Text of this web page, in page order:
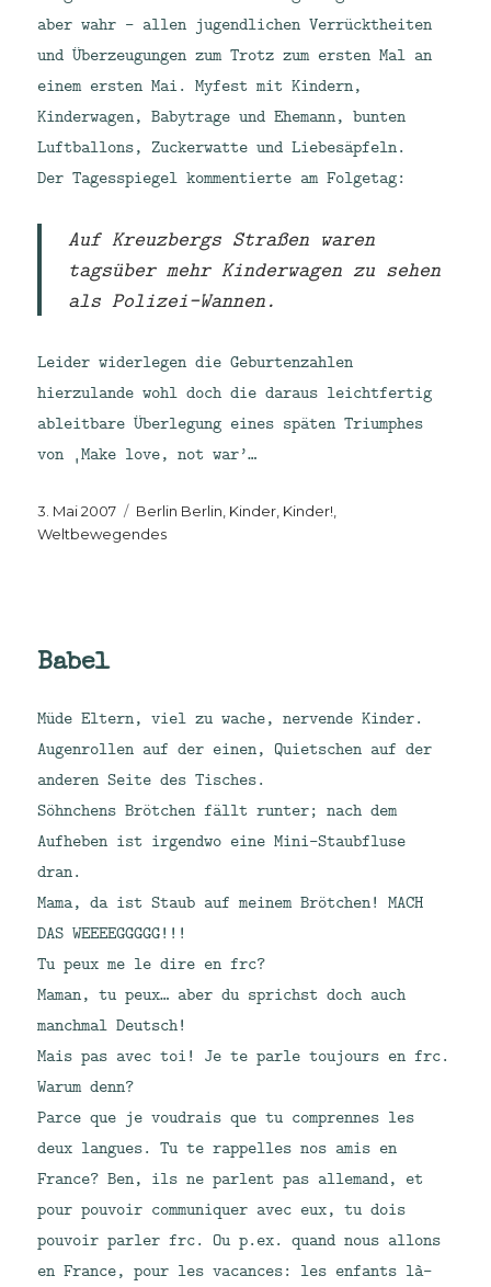
aber wahr – allen jugendlichen Verrücktheiten
und Überzeugungen zum Trotz zum ersten Mal an
einem ersten Mai. Myfest mit Kindern,
Kinderwagen, Babytrage und Ehemann, bunten
Luftballons, Zuckerwatte und Liebesäpfeln.
Der Tagesspiegel kommentierte am Folgetag:
Auf Kreuzbergs Straßen waren
tagsüber mehr Kinderwagen zu sehen
als Polizei-Wannen.
Leider widerlegen die Geburtenzahlen
hierzulande wohl doch die daraus leichtfertig
ableitbare Überlegung eines späten Triumphes
von ‚Make love, not war’…
Veröffentlicht
am
3. Mai 2007 Kategorien
Berlin Berlin Kinder, Kinder!
Weltbewegendes
Babel
Müde Eltern, viel zu wache, nervende Kinder.
Augenrollen auf der einen, Quietschen auf der
anderen Seite des Tisches.
Söhnchens Brötchen fällt runter; nach dem
Aufheben ist irgendwo eine Mini-Staubfluse
dran.
Mama, da ist Staub auf meinem Brötchen! MACH
DAS WEEEEGGGGG!!!
Tu peux me le dire en frc?
Maman, tu peux… aber du sprichst doch auch
manchmal Deutsch!
Mais pas avec toi! Je te parle toujours en frc.
Warum denn?
Parce que je voudrais que tu comprennes les
deux langues. Tu te rappelles nos amis en
France? Ben, ils ne parlent pas allemand, et
pour pouvoir communiquer avec eux, tu dois
pouvoir parler frc. Ou p.ex. quand nous allons
en France, pour les vacances: les enfants là-